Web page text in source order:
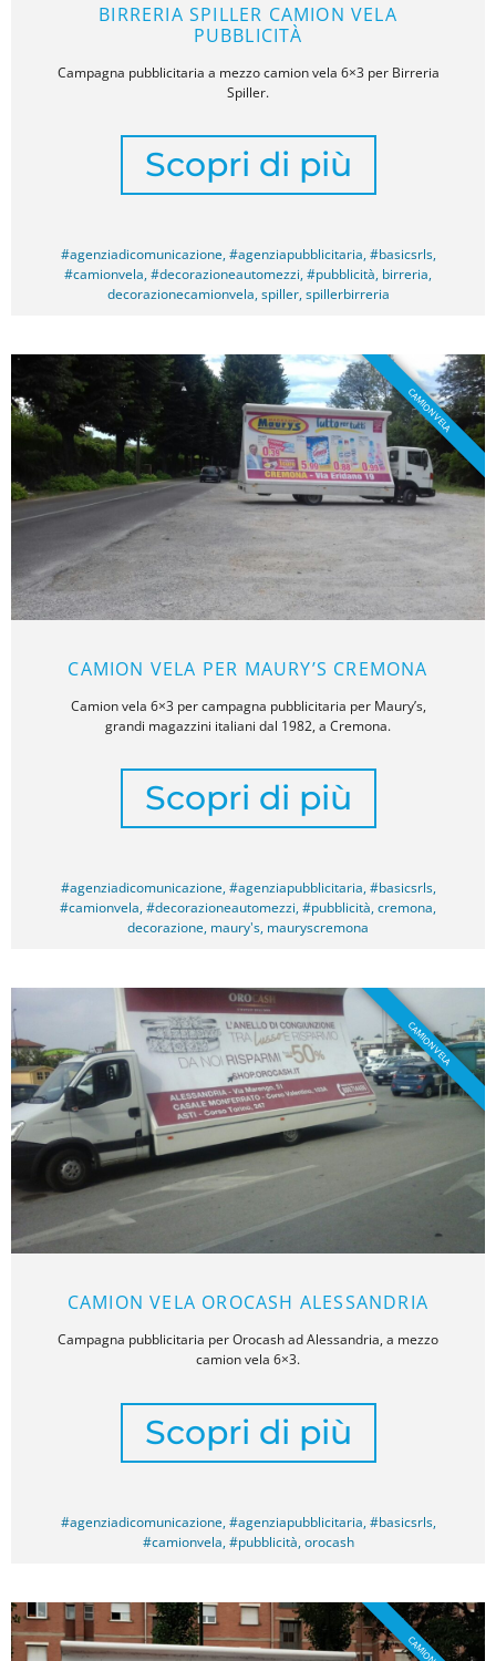
BIRRERIA SPILLER CAMION VELA
PUBBLICITÀ
Campagna pubblicitaria a mezzo camion vela 6×3 per Birreria
Spiller.
Scopri di più
#agenziadicomunicazione,#agenziapubblicitaria,#basicsrls,
#camionvela,#decorazioneautomezzi,#pubblicità, birreria,
decorazionecamionvela,spiller,spillerbirreria
CAMION VELA PER MAURY’S CREMONA
Camion vela 6×3 per campagna pubblicitaria per Maury’s,
grandi magazzini italiani dal 1982, a Cremona.
Scopri di più
CAMION VELA
#agenziadicomunicazione,#agenziapubblicitaria,#basicsrls,
#camionvela,#decorazioneautomezzi,#pubblicità,cremona,
decorazione, maury's, mauryscremona
CAMION VELA OROCASH ALESSANDRIA
Campagna pubblicitaria per Orocash ad Alessandria, a mezzo
camion vela 6×3.
Scopri di più
CAMION VELA
#agenziadicomunicazione,#agenziapubblicitaria,#basicsrls,
#camionvela,#pubblicità,orocash